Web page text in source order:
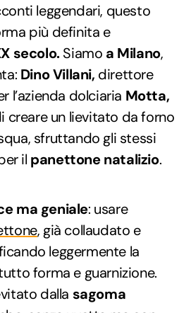
leggendari, questo
più definita e
secolo.Siamo a Milano,
Dino Villani, direttore
l’azienda dolciaria Motta,
creare un lievitato da forno
sfruttando gli stessi
il panettone natalizio.
ma geniale: usare
, già collaudato e
leggermente la
forma e guarnizione.
dalla sagoma